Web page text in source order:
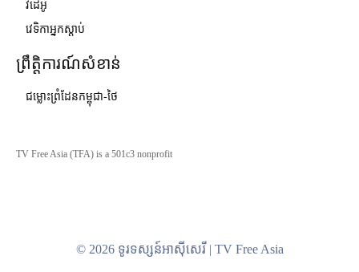
វីដេអូ
វេទិកាអ្នកស្ដាប់
ព្រឹត្តិការណ៍សំខាន់
ជម្លោះព្រំដែនកម្ពុជា-ថៃ
TV Free Asia (TFA) is a 501c3 nonprofit
© 2026 ទូរទស្សន៍អាស៊ីសេរី | TV Free Asia